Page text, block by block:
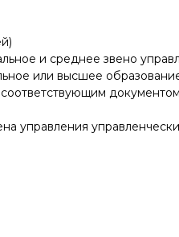
и среднее звено
или высшее
управления